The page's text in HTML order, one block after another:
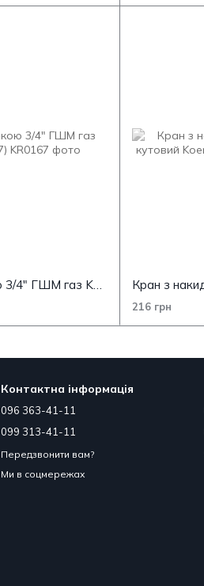
Кран з накидною гайкою 3/4" ГШМ газ Koer KR.220.G (KR0167)
216 грн
Контактна інформація
096 363-41-11
099 313-41-11
Передзвонити вам?
Ми в соцмережах